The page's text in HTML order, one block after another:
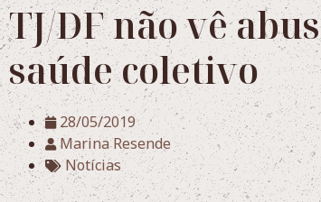
TJ/DF não vê
saúde coletivo
28/05/2019
Marina Resende
Notícias